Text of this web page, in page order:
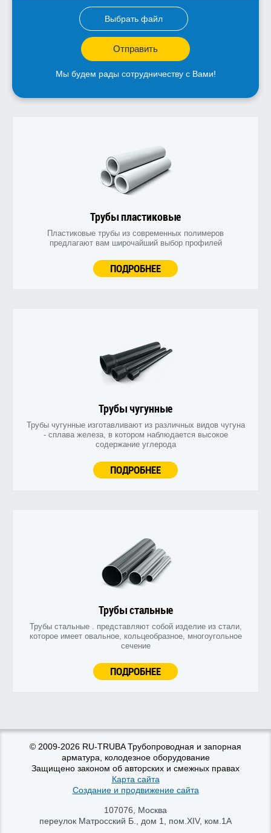
Выбрать файл
Отправить
Мы будем рады сотрудничеству с Вами!
Трубы пластиковые
Пластиковые трубы из современных полимеров
предлагают вам широчайший выбор профилей
ПОДРОБНЕЕ
Трубы чугунные
Трубы чугунные изготавливают из различных видов чугуна
- сплава железа, в котором наблюдается высокое
содержание углерода
ПОДРОБНЕЕ
Трубы стальные
Трубы стальные . представляют собой изделие из стали,
которое имеет овальное, кольцеобразное, многоугольное
сечение
ПОДРОБНЕЕ
© 2009-2026 RU-TRUBA Трубопроводная и запорная
арматура, колодезное оборудование
Защищено законом об авторских и смежных правах
Карта сайта
Создание и продвижение сайта
107076
Москва
переулок Матросский Б., дом 1, пом.XIV, ком.1А